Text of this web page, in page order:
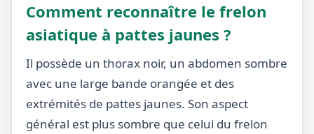
Comment reconnaître le frelon
asiatique à pattes jaunes ?
Il possède un thorax noir, un abdomen sombre
avec une large bande orangée et des
extrémités de pattes jaunes. Son aspect
général est plus sombre que celui du frelon